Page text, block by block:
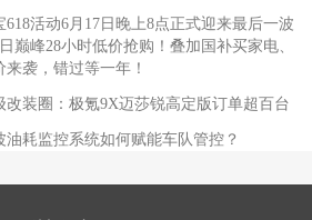
618活动6月17日晚上8点正式迎来最后一波
巅峰28小时低价抢购！叠加国补买家电、
袭，错过等一年！
改装圈：极氪9X迈莎锐高定版订单超百台
耗监控系统如何赋能车队管控？